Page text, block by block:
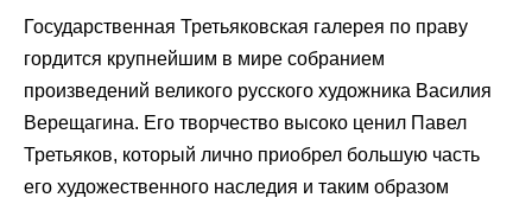
Государственная Третьяковская галерея по праву
гордится крупнейшим в мире собранием
произведений великого русского художника Василия
Верещагина. Его творчество высоко ценил Павел
Третьяков, который лично приобрел большую часть
его художественного наследия и таким образом